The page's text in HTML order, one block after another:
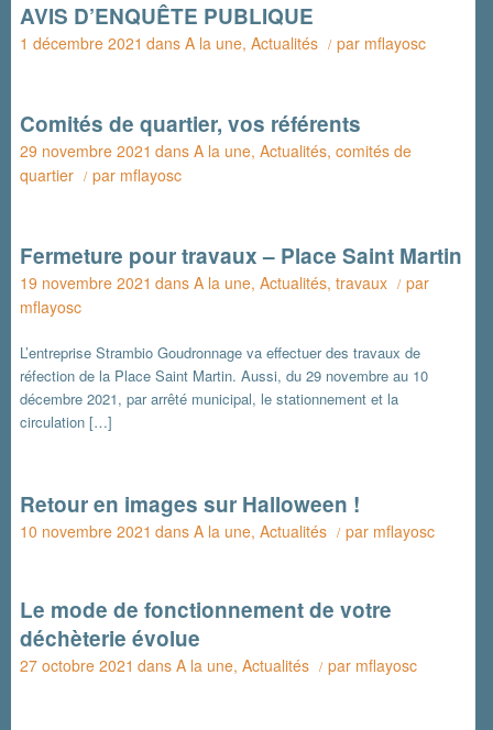
AVIS D’ENQUÊTE PUBLIQUE
1 décembre 2021 dansA la une,Actualités / par mflayosc
Comités de quartier, vos référents
29 novembre 2021 dansA la une,Actualités,comités de
quartier / par mflayosc
Fermeture pour travaux – Place Saint Martin
19 novembre 2021 dansA la une,Actualités,travaux / par
mflayosc
L’entreprise Strambio Goudronnage va effectuer des travaux de
réfection de la Place Saint Martin. Aussi, du 29 novembre au 10
décembre 2021, par arrêté municipal, le stationnement et la
circulation […]
Retour en images sur Halloween !
10 novembre 2021 dansA la une,Actualités / par mflayosc
Le mode de fonctionnement de votre
déchèterie évolue
27 octobre 2021 dansA la une,Actualités / par mflayosc